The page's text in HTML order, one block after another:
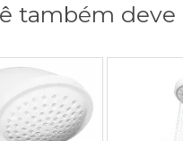
também deve